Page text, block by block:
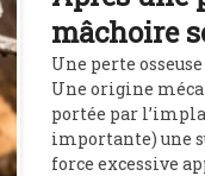
mâchoire
Une perte
Une origine
portée par
importante) une
force excessive